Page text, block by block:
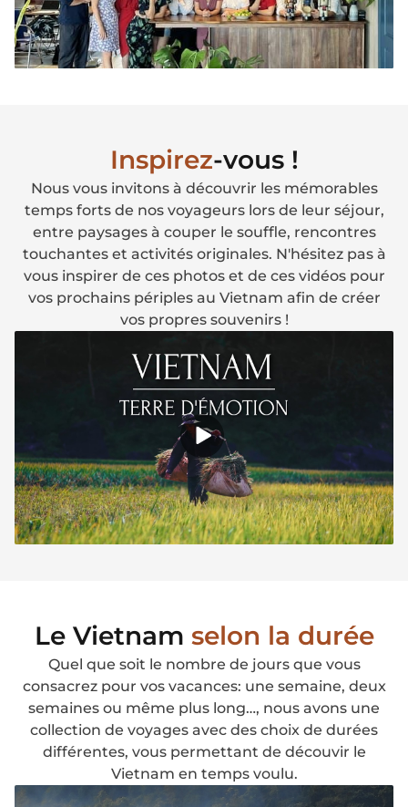
Inspirez-vous !
Nous vous invitons à découvrir les mémorables
temps forts de nos voyageurs lors de leur séjour,
entre paysages à couper le souffle, rencontres
touchantes et activités originales. N'hésitez pas à
vous inspirer de ces photos et de ces vidéos pour
vos prochains périples au Vietnam afin de créer
vos propres souvenirs !
Le Vietnam selon la durée
Quel que soit le nombre de jours que vous
consacrez pour vos vacances: une semaine, deux
semaines ou même plus long…, nous avons une
collection de voyages avec des choix de durées
différentes, vous permettant de découvir le
Vietnam en temps voulu.